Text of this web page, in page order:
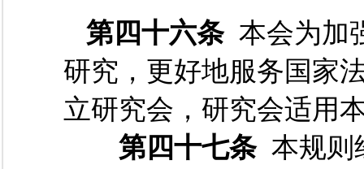
第四十六条 本会为加
研究，更好地服务国家
立研究会，研究会适用
第四十七条本规则